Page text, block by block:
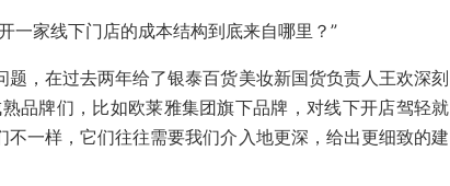
一家线下门店的成本结构到底来自哪里？”
，在过去两年给了银泰百货美妆新国货负责人王欢深刻
品牌们，比如欧莱雅集团旗下品牌，对线下开店驾轻就
一样，它们往往需要我们介入地更深，给出更细致的建